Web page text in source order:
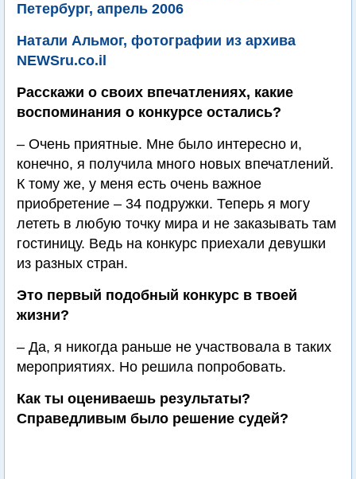
Петербург, апрель 2006
Натали Альмог, фотографии из архива
NEWSru.co.il
Расскажи о своих впечатлениях, какие
воспоминания о конкурсе остались?
– Очень приятные. Мне было интересно и,
конечно, я получила много новых впечатлений.
К тому же, у меня есть очень важное
приобретение – 34 подружки. Теперь я могу
лететь в любую точку мира и не заказывать там
гостиницу. Ведь на конкурс приехали девушки
из разных стран.
Это первый подобный конкурс в твоей
жизни?
– Да, я никогда раньше не участвовала в таких
мероприятиях. Но решила попробовать.
Как ты оцениваешь результаты?
Справедливым было решение судей?